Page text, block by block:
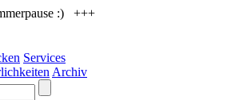
:) +++
Services
Archiv